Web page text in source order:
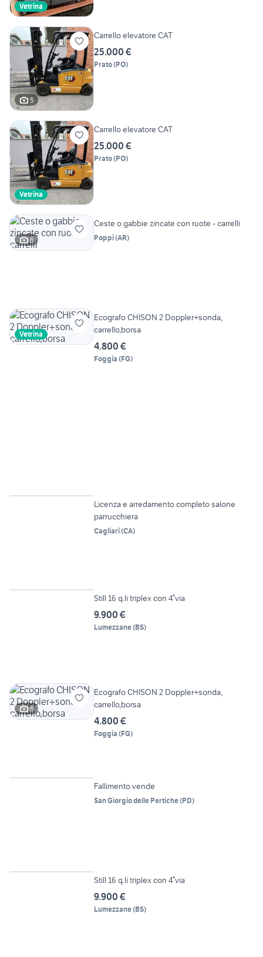
Vetrina
5
Carrello elevatore CAT
25.000 €
Prato(PO)
Vetrina
Carrello elevatore CAT
25.000 €
Prato(PO)
6
Ceste o gabbie zincate con ruote - carrelli
Poppi(AR)
Vetrina
Ecografo CHISON 2 Doppler+sonda,
carrello,borsa
4.800 €
Foggia (FG)
Licenza e arredamento completo salone
parrucchiera
Cagliari(CA)
Still 16 q.li triplex con 4°via
9.900 €
Lumezzane(BS)
6
Ecografo CHISON 2 Doppler+sonda,
carrello,borsa
4.800 €
Foggia (FG)
Fallimento vende
San Giorgio delle Pertiche(PD)
Still 16 q.li triplex con 4°via
9.900 €
Lumezzane(BS)